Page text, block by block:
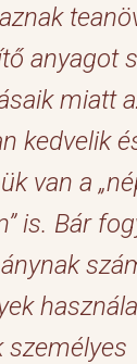
anyagot
miatt
kedvelik
van a
is. Bár
személyes